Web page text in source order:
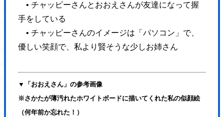
• チャッピーさんとおおえさんが友達になって握
手をしている
• チャッピーさんのイメージは「パソコン」で、
優しい笑顔で、私より賢そうな少しお姉さん
▼「おおえさん」の参考画像
※さかたが薄汚れたホワイトボードに描いてくれた私の似顔絵
（何年前か忘れた！）
.wp_social_bookmarking_light_clear{
clear: both !important;
#fb-root{